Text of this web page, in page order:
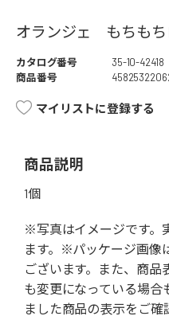
オランジェ もちも
カタログ番号
35-10-42418
商品番号
マイリストに登録する
商品説明
1個
※写真はイメージです。
ます。※パッケージ画像
ございます。また、商品
も変更になっている場合
ました商品の表示をご